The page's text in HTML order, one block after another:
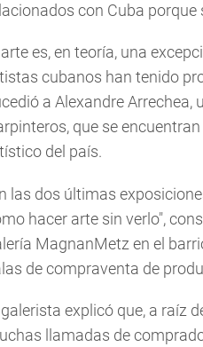
con Cuba porque
arte es, en teoría, una
cubanos han tenido
a Alexandre Arrechea,
que se
del país.
las dos últimas
hacer arte sin verlo",
MagnanMetz en el
de compraventa de
galerista explicó que, a raíz
llamadas de